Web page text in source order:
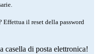
Effettua il reset della password
casella di posta elettronica!